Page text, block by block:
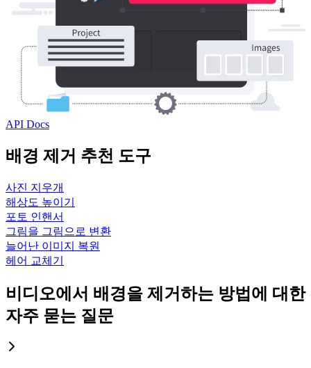
API Docs
배경 제거 추천 도구
사진 지우개
해상도 높이기
포토 인핸서
그림을 그림으로 변환
늘어난 이미지 복원
헤어 교체기
비디오에서 배경을 제거하는 방법에 대한
자주 묻는 질문